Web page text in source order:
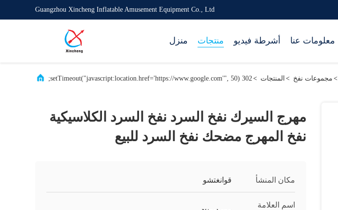
Guangzhou Xincheng Inflatable Amusement Equipment Co., Ltd
منزل منتجات أشرطة فيديو معلومات عنا
302 setTimeout("javascript:location.href='https://www.google.com'", 50);> المنتجات > مجموعات نفخ >
مهرج السيرك نفخ السرد نفخ السرد الكلاسيكية
نفخ المهرج مضحك نفخ السرد للبيع
مكان المنشأ قوانغتشو
اسم العلامة